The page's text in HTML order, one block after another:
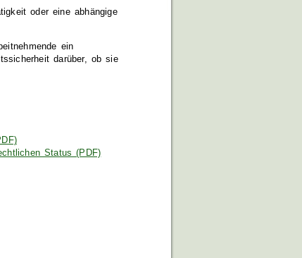
oder eine abhängige
ein
darüber, ob sie
Status (PDF)